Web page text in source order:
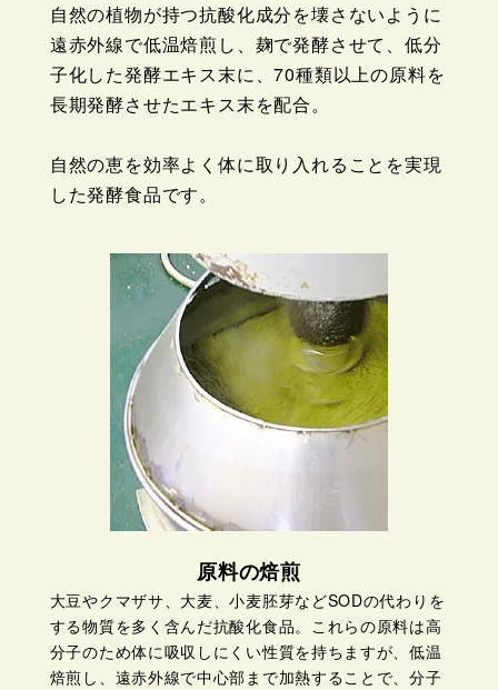
自然の植物が持つ抗酸化成分を壊さないように
遠赤外線で低温焙煎し、麹で発酵させて、低分
子化し​た発酵エキス末に、70種類以上の原料を
長期発酵させたエキス末を配合。
自然の恵を効率よく体に取り入れることを実現
した発酵食品です。
原料の焙煎
大豆やクマザサ、大麦、小麦胚芽などSODの代わりを
する物質を多く含んだ抗酸化食品。これらの原料は高
分子のため体に吸収しにくい性質を持ちますが、低温
焙煎し、遠赤外線で中心部まで加熱することで、分子